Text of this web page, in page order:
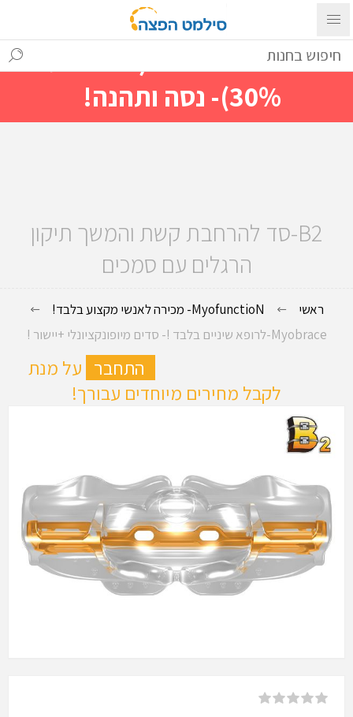
עם ההתחברות ניתן לראות מייד
מחירים מיוחדים(הנחות עד
30%)- נסה ותהנה!
B2-סד להרחבת קשת והמשך תיקון
הרגלים עם סמכים
ראשי
MyofunctioN- מכירה לאנשי מקצוע בלבד!
Myobrace-לרופא שיניים בלבד !- סדים מיופונקציונלי +יישור !
התחבר על מנת
לקבל מחירים מיוחדים עבורך!